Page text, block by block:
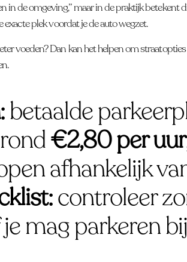
in de omgeving,” maar in de praktijk
plek voordat je de auto wegzet.
voeden? Dan kan het helpen om
betaalde
€2,80 per uur
afhankelijk
controleer
mag parkeren